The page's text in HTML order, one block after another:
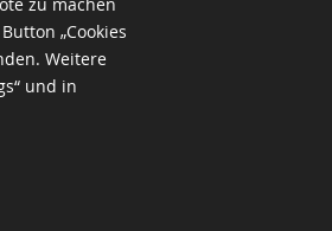
„Cookies
Weitere
und in